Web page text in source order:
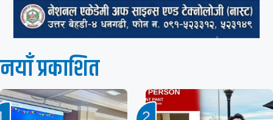
नयाँ प्रकाशित